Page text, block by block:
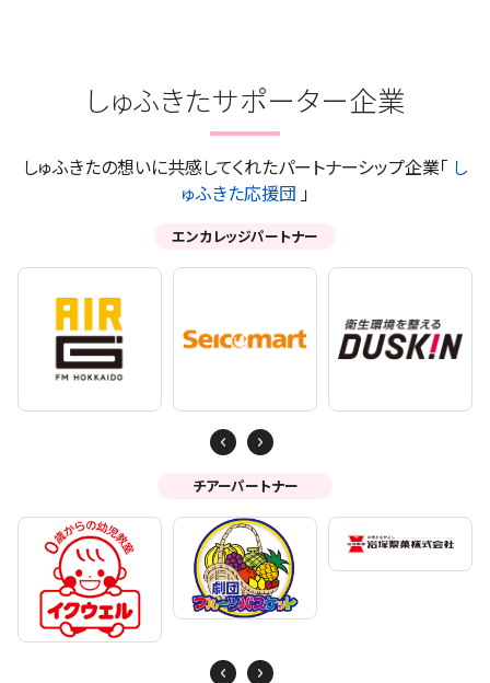
しゅふきたサポーター企業
しゅふきたの想いに共感してくれたパートナーシップ企業「 し
ゅふきた応援団 」
エンカレッジパートナー
Next
チアーパートナー
Next